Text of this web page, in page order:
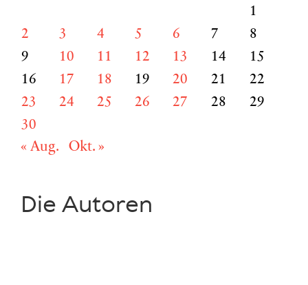
1
2
3 4 5 6 7
8
9
10 11 12 13 14
15
16
17 18 19 20 21
22
23
24 25 26 27 28
29
30
« Aug.
Okt. »
Die Autoren